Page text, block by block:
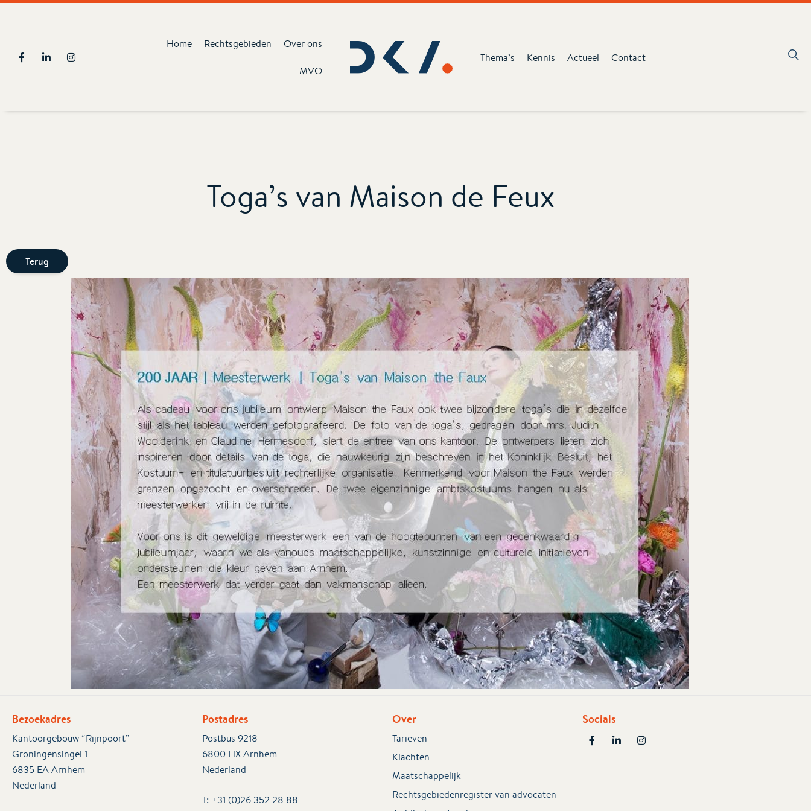
Home Rechtsgebieden Over ons
MVO
Thema’s Kennis Actueel Contact
Toga’s van Maison de Feux
Terug
Bezoekadres
Kantoorgebouw “Rijnpoort”
Groningensingel 1
6835 EA Arnhem
Nederland
Postadres
Postbus 9218
6800 HX Arnhem
Nederland
T: +31 (0)26 352 28 88
Over
Tarieven
Klachten
Maatschappelijk
Rechtsgebiedenregister van advocaten
Socials